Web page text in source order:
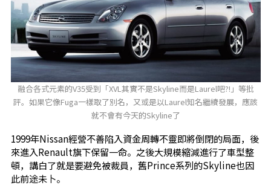
融合各式元素的V35受到「XVL其實不是Skyline而是Laurel吧?!」等批
評。如果它像Fuga一樣取了別名，又或是以Laurel知名繼續發展，應該
就不會有今天的Skyline了
1999年Nissan經營不善陷入資金周轉不靈即將倒閉的局面，後
來進入Renault旗下保留一命。之後大規模縮減進行了車型整
頓，講白了就是要避免被裁員，舊Prince系列的Skyline也因
此前途未卜。